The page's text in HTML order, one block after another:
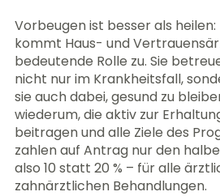
Vorbeugen ist besser als
kommt Haus- und
bedeutende Rolle zu. Sie
nicht nur im Krankheitsfall,
sie auch dabei, gesund zu
wiederum, die aktiv zur
beitragen und alle Ziele des
zahlen auf Antrag nur den
also 10 statt 20 % – für alle
zahnärztlichen Behandlungen.